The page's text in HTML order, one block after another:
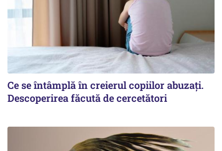
Ce se întâmplă în creierul copiilor abuzați.
Descoperirea făcută de cercetători